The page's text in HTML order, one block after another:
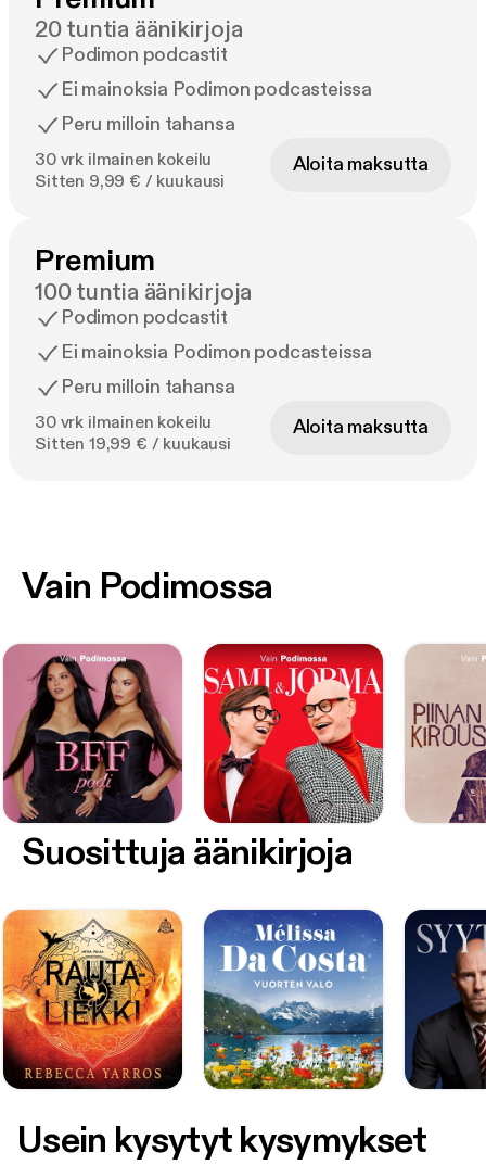
20 tuntia äänikirjoja
Podimon podcastit
Ei mainoksia Podimon podcasteissa
Peru milloin tahansa
30 vrk ilmainen kokeilu
Sitten 9,99 € / kuukausi
Aloita maksutta
Premium
100 tuntia äänikirjoja
Podimon podcastit
Ei mainoksia Podimon podcasteissa
Peru milloin tahansa
30 vrk ilmainen kokeilu
Sitten 19,99 € / kuukausi
Aloita maksutta
Vain Podimossa
Suosittuja äänikirjoja
Usein kysytyt kysymykset